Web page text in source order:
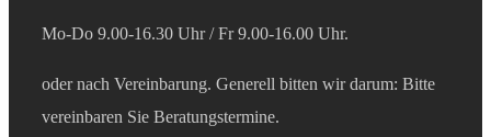
Mo-Do 9.00-16.30 Uhr /Fr 9.00-16.00 Uhr.
oder nach Vereinbarung. Generell bitten wir darum: Bitte
vereinbaren Sie Beratungstermine.